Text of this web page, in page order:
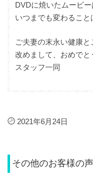
DVDに焼いたムービー
いつまでも変わるこ
ご夫妻の末永い健康と
改めまして、おめでと
スタッフ一同
2021年6月24日
その他のお客様の声